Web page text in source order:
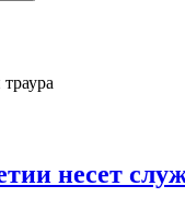
несет